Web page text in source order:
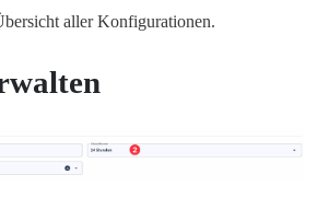
aller Konfigurationen.